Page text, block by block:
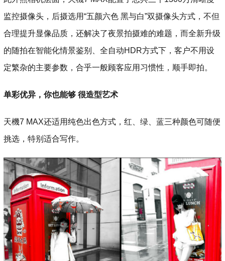
监控摄像头，后摄选用“五颜六色 黑与白”双摄像头方式，不但
合理提升显像品质，还解决了夜景拍摄难的难题，而全新升级
的随拍在智能化情景鉴别、全自动HDR方式下，客户不用设
定繁杂的主要参数，合乎一般顾客应用习惯性，顺手即拍。
单彩优异，你也能够 很造型艺术
天機7 MAX还适用纯色出色方式，红、绿、蓝三种颜色可随便
挑选，特别适合写作。